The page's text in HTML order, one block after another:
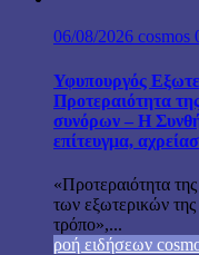
06/08/2026 cosmos
Υφυπουργός
Προτεραιότητα
συνόρων – Η
επίτευγμα,
«Προτεραιότητα
των εξωτερικών
τρόπο»,...
ροή ειδήσεων